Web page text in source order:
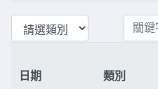
日期 類別